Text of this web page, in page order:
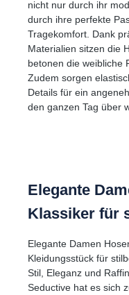
Elegante
Klassiker für
Elegante Damen
Kleidungsstück für
Stil, Eleganz und
Seductive hat es sich
nicht nur durch ihr
durch ihre perfekte
Tragekomfort. Dank
Materialien sitzen die
betonen die weibliche
Zudem sorgen
Details für ein
den ganzen Tag über